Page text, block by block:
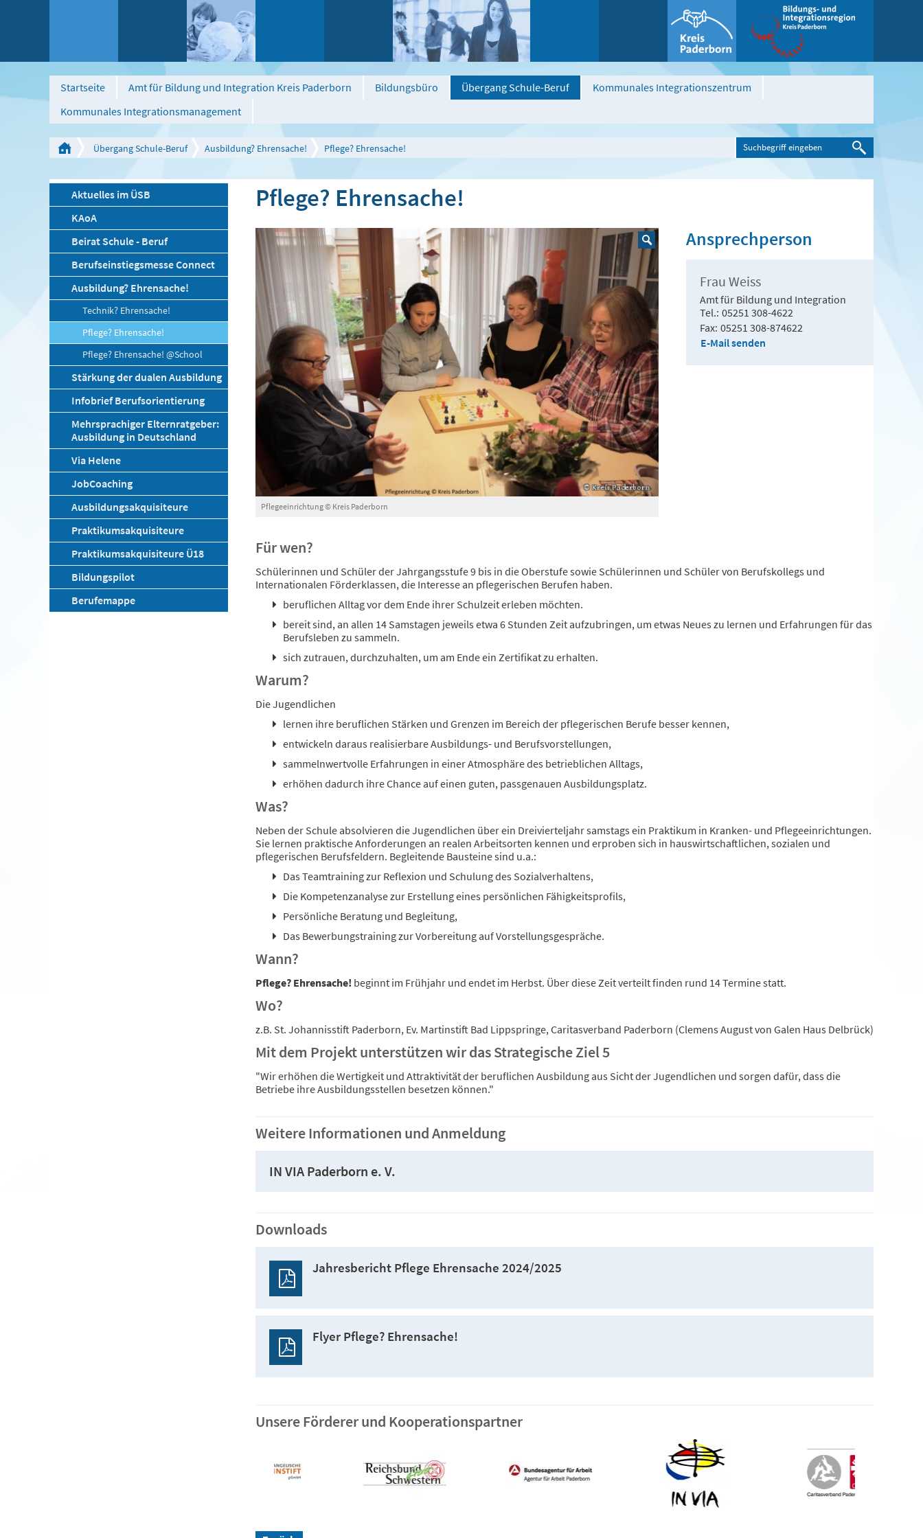
Startseite Amt für Bildung und Integration Kreis Paderborn Bildungsbüro Übergang Schule-Beruf
Kommunales Integrationszentrum
Kommunales Integrationsmanagement
Übergang Schule-Beruf Ausbildung? Ehrensache! Pflege? Ehrensache!
Aktuelles im ÜSB
KAoA
Beirat Schule - Beruf
Berufseinstiegsmesse Connect
Ausbildung? Ehrensache!
Technik? Ehrensache!
Pflege? Ehrensache!
Pflege? Ehrensache! @School
Stärkung der dualen Ausbildung
Infobrief Berufsorientierung
Mehrsprachiger Elternratgeber:
Ausbildung in Deutschland
Via Helene
JobCoaching
Ausbildungsakquisiteure
Praktikumsakquisiteure
Praktikumsakquisiteure Ü18
Bildungspilot
Berufemappe
Pflege? Ehrensache!
Pflegeeinrichtung © Kreis Paderborn
Ansprechperson
Frau Weiss
Amt für Bildung und Integration
Tel. 05251 308-4622
Fax 05251 308-874622
E-Mail senden
Für wen?
Schülerinnen und Schüler der Jahrgangsstufe 9 bis in die Oberstufe sowie Schülerinnen und Schüler von Berufskollegs und
Internationalen Förderklassen, die Interesse an pflegerischen Berufen haben.
beruflichen Alltag vor dem Ende ihrer Schulzeit erleben möchten.
bereit sind, an allen 14 Samstagen jeweils etwa 6 Stunden Zeit aufzubringen, um etwas Neues zu lernen und Erfahrungen für das
Berufsleben zu sammeln.
sich zutrauen, durchzuhalten, um am Ende ein Zertifikat zu erhalten.
Warum?
Die Jugendlichen
lernen ihre beruflichen Stärken und Grenzen im Bereich der pflegerischen Berufe besser kennen,
entwickeln daraus realisierbare Ausbildungs- und Berufsvorstellungen,
sammelnwertvolle Erfahrungen in einer Atmosphäre des betrieblichen Alltags,
erhöhen dadurch ihre Chance auf einen guten, passgenauen Ausbildungsplatz.
Was?
Neben der Schule absolvieren die Jugendlichen über ein Dreivierteljahr samstags ein Praktikum in Kranken- und Pflegeeinrichtungen.
Sie lernen praktische Anforderungen an realen Arbeitsorten kennen und erproben sich in hauswirtschaftlichen, sozialen und
pflegerischen Berufsfeldern. Begleitende Bausteine sind u.a.:
Das Teamtraining zur Reflexion und Schulung des Sozialverhaltens,
Die Kompetenzanalyse zur Erstellung eines persönlichen Fähigkeitsprofils,
Persönliche Beratung und Begleitung,
Das Bewerbungstraining zur Vorbereitung auf Vorstellungsgespräche.
Wann?
Pflege? Ehrensache! beginnt im Frühjahr und endet im Herbst. Über diese Zeit verteilt finden rund 14 Termine statt.
Wo?
z.B. St. Johannisstift Paderborn, Ev. Martinstift Bad Lippspringe, Caritasverband Paderborn (Clemens August von Galen Haus Delbrück)
Mit dem Projekt unterstützen wir das Strategische Ziel 5
"Wir erhöhen die Wertigkeit und Attraktivität der beruflichen Ausbildung aus Sicht der Jugendlichen und sorgen dafür, dass die
Betriebe ihre Ausbildungsstellen besetzen können."
Weitere Informationen und Anmeldung
IN VIA Paderborn e. V.
Downloads
Jahresbericht Pflege Ehrensache 2024/2025
Flyer Pflege? Ehrensache!
Unsere Förderer und Kooperationspartner